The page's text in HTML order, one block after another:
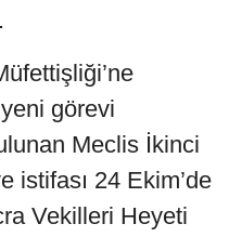
görevi
Meclis İkinci
istifası 24 Ekim’de
Vekilleri Heyeti